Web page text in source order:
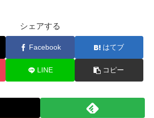
シェアする
Facebook はてブ
LINE コピー